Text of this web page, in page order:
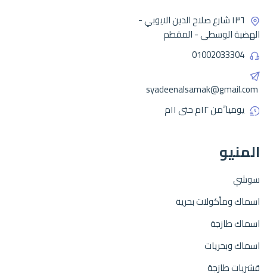
١٣٦ شارع صلاح الدين الايوبي -
الهضبة الوسطى - المقطم
01002033304
syadeenalsamak@gmail.com
يوميا ًمن ١٢م حتى ١١م
المنيو
سوشي
اسماك ومأكولات بحرية
اسماك طازجة
اسماك وبحريات
قشريات طازجة